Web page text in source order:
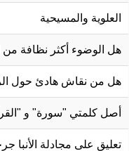
العلوية والمسيحية
هل الوضوء أكثر نظافة من
هل من نقاش هادئ حول
أصل كلمتي "سورة" و
تعليق على مجادلة الأنبا